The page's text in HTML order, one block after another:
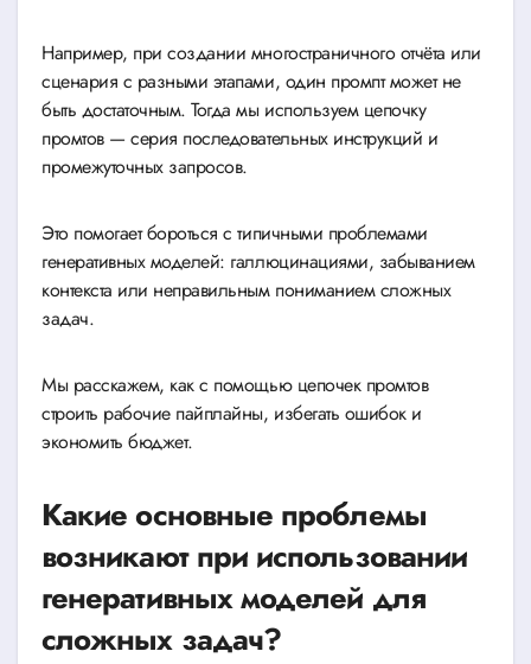
Например, при создании многостраничного отчёта или
сценария с разными этапами, один промпт может не
быть достаточным. Тогда мы используем цепочку
промтов — серия последовательных инструкций и
промежуточных запросов.
Это помогает бороться с типичными проблемами
генеративных моделей: галлюцинациями, забыванием
контекста или неправильным пониманием сложных
задач.
Мы расскажем, как с помощью цепочек промтов
строить рабочие пайплайны, избегать ошибок и
экономить бюджет.
Какие основные проблемы
возникают при использовании
генеративных моделей для
сложных задач?